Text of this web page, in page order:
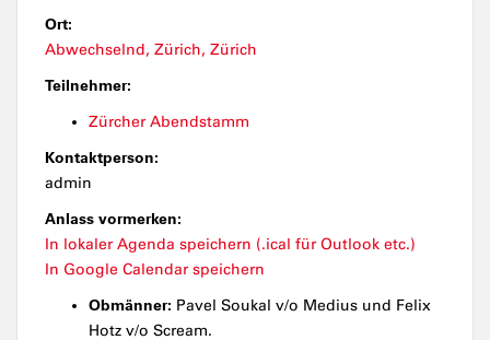
Ort:
Abwechselnd, Zürich, Zürich
Teilnehmer:
Zürcher Abendstamm
Kontaktperson:
admin
Anlass vormerken:
In lokaler Agenda speichern (.ical für Outlook etc.)
In Google Calendar speichern
Obmänner: Pavel Soukal v/o Medius und Felix
Hotz v/o Scream.